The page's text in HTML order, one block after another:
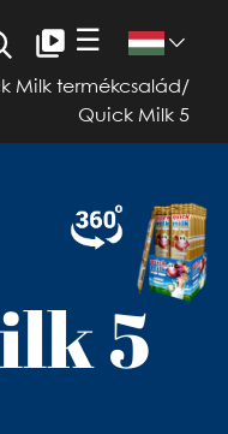
☰
Milk termékcsalád /
Quick Milk 5
5